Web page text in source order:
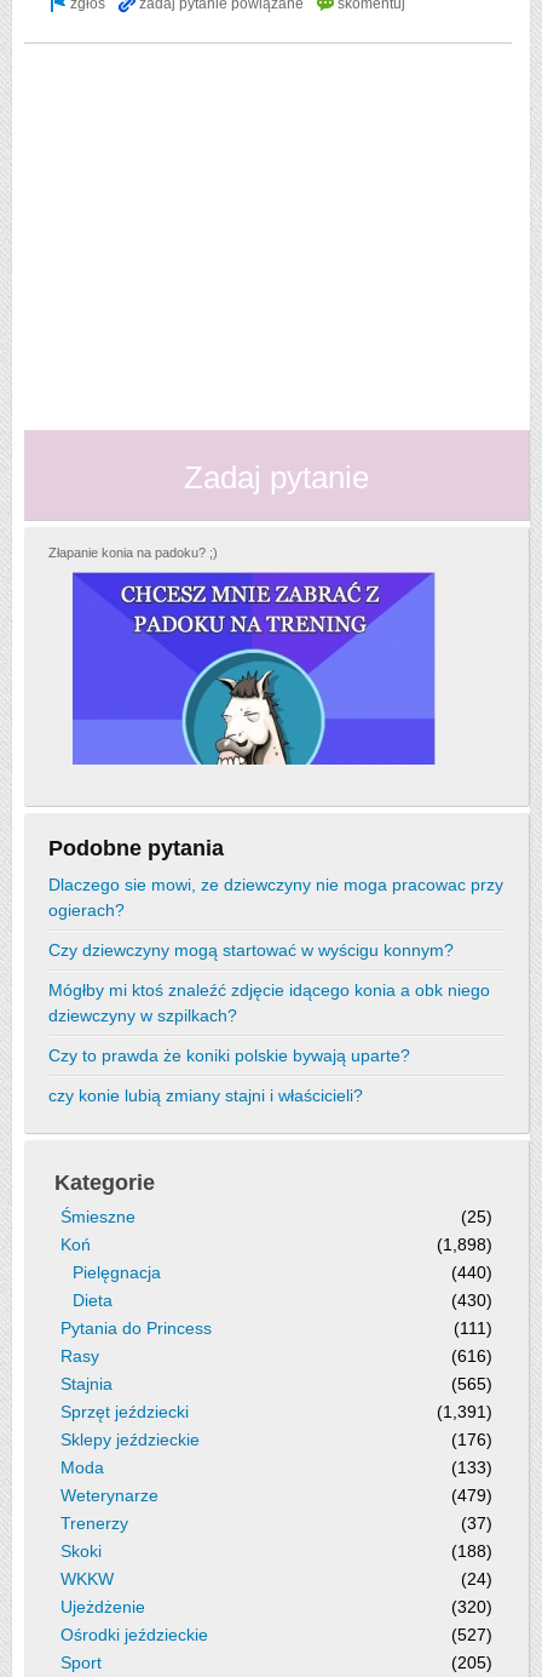
Zadaj pytanie
Złapanie konia na padoku? ;)
Podobne pytania
Dlaczego sie mowi, ze dziewczyny nie moga pracowac przy
ogierach?
Czy dziewczyny mogą startować w wyścigu konnym?
Mógłby mi ktoś znaleźć zdjęcie idącego konia a obk niego
dziewczyny w szpilkach?
Czy to prawda że koniki polskie bywają uparte?
czy konie lubią zmiany stajni i właścicieli?
Kategorie
Śmieszne
(25)
Koń
(1,898)
Pielęgnacja
(440)
Dieta
(430)
Pytania do Princess
(111)
Rasy
(616)
Stajnia
(565)
Sprzęt jeździecki
(1,391)
Sklepy jeździeckie
(176)
Moda
(133)
Weterynarze
(479)
Trenerzy
(37)
Skoki
(188)
WKKW
(24)
Ujeżdżenie
(320)
Ośrodki jeździeckie
(527)
Sport
(205)